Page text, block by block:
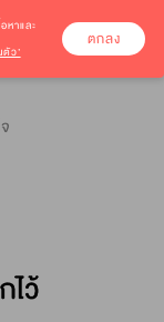
หาและ
ว’
ตกลง